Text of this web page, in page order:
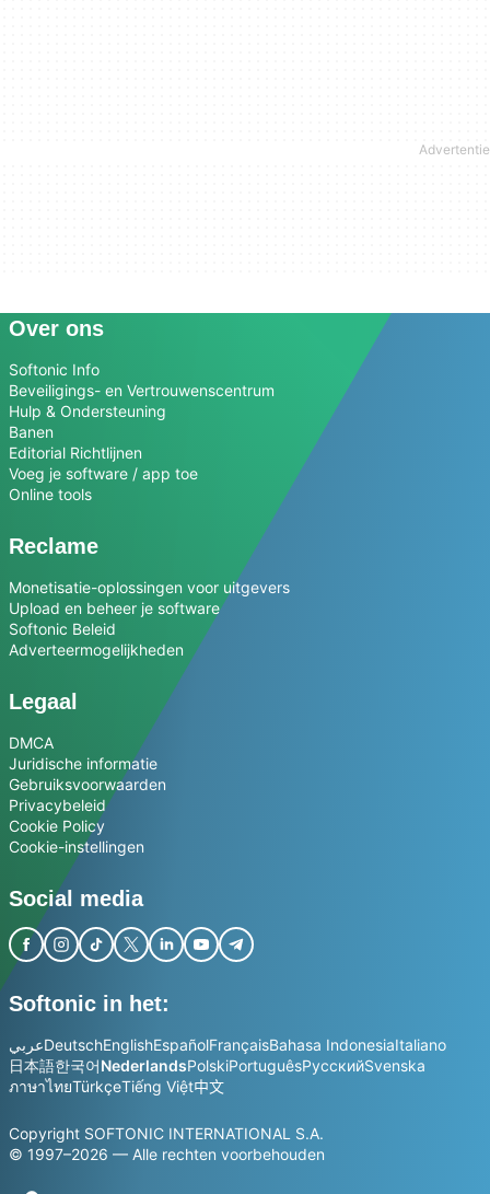
Over ons
Softonic Info
Beveiligings- en Vertrouwenscentrum
Hulp & Ondersteuning
Banen
Editorial Richtlijnen
Voeg je software / app toe
Online tools
Reclame
Monetisatie-oplossingen voor uitgevers
Upload en beheer je software
Softonic Beleid
Adverteermogelijkheden
Legaal
DMCA
Juridische informatie
Gebruiksvoorwaarden
Privacybeleid
Cookie Policy
Cookie-instellingen
Social media
Softonic in het:
عربيDeutschEnglishEspañolFrançaisBahasa IndonesiaItaliano
日本語한국어NederlandsPolskiPortuguêsРусскийSvenska
ภาษาไทยTürkçeTiếng Việt中文
Copyright SOFTONIC INTERNATIONAL S.A.
© 1997–2026 — Alle rechten voorbehouden